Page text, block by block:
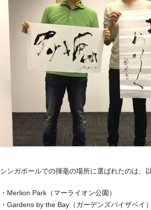
シンガポールでの揮毫の場所に選ばれたのは、
・Merlion Park（マーライオン公園）
・Gardens by the Bay（ガーデンズバイザベイ）